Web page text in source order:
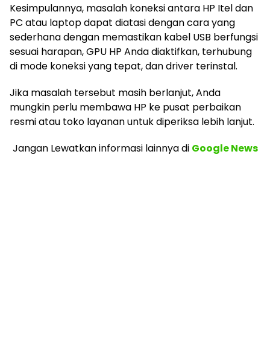
Kesimpulannya, masalah koneksi antara HP Itel dan
PC atau laptop dapat diatasi dengan cara yang
sederhana dengan memastikan kabel USB berfungsi
sesuai harapan, GPU HP Anda diaktifkan, terhubung
di mode koneksi yang tepat, dan driver terinstal.
Jika masalah tersebut masih berlanjut, Anda
mungkin perlu membawa HP ke pusat perbaikan
resmi atau toko layanan untuk diperiksa lebih lanjut.
Jangan Lewatkan informasi lainnyadi Google News